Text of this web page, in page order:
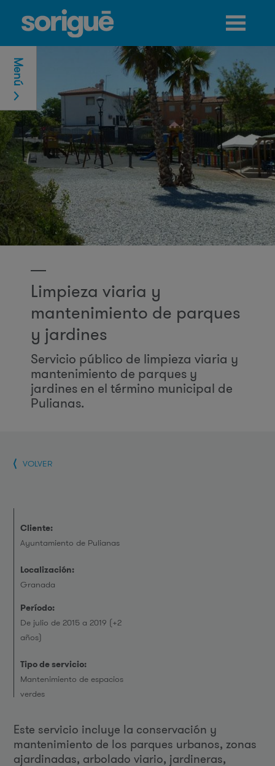
Jump to navigation
Limpieza viaria y
mantenimiento de parques
y jardines
Servicio público de limpieza viaria y
mantenimiento de parques y
jardines en el término municipal de
Pulianas.
VOLVER
Cliente:
Ayuntamiento de Pulianas
Localización:
Granada
Período:
De julio de 2015 a 2019 (+2
años)
Tipo de servicio:
Mantenimiento de espacios
verdes
Este servicio incluye la conservación y
mantenimiento de los parques urbanos, zonas
ajardinadas, arbolado viario, jardineras,
Menú